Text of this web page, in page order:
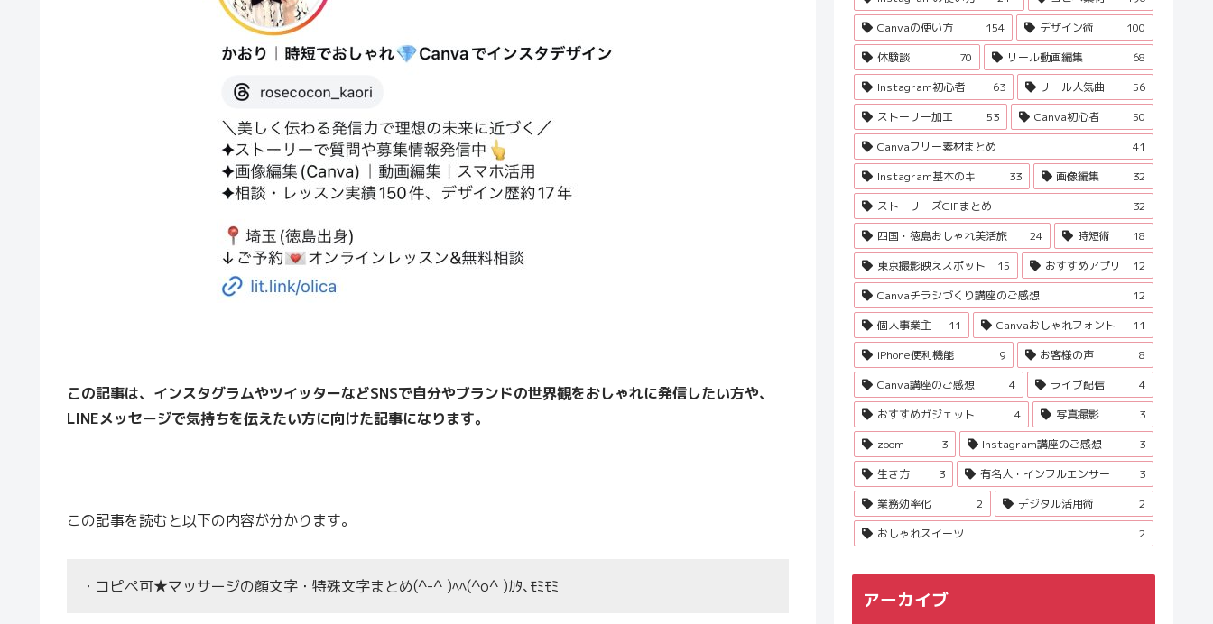
この記事は、インスタグラムやツイッターなどSNSで自分やブランドの世界観をおしゃれに発信したい方や、
LINEメッセージで気持ちを伝えたい方に向けた記事になります。
この記事を読むと以下の内容が分かります。
・コピペ可★マッサージの顔文字・特殊文字まとめ(^-^ )ﾍﾍ(^o^ )ｶﾀ､ﾓﾐﾓﾐ
Canvaの使い方
154 デザイン術
100
体験談
70 リール動画編集
68
Instagram初心者
63 リール人気曲
56
ストーリー加工
53 Canva初心者
50
Canvaフリー素材まとめ
41
Instagram基本のキ
33 画像編集
32
ストーリーズGIFまとめ
32
四国・徳島おしゃれ美活旅
24 時短術
18
東京撮影映えスポット
15 おすすめアプリ
12
Canvaチラシづくり講座のご感想
12
個人事業主
11 Canvaおしゃれフォント
11
iPhone便利機能
9 お客様の声
8
Canva講座のご感想
4 ライブ配信
4
おすすめガジェット
4 写真撮影
3
zoom
3 Instagram講座のご感想
3
生き方
3 有名人・インフルエンサー
3
業務効率化
2 デジタル活用術
2
おしゃれスイーツ
2
アーカイブ